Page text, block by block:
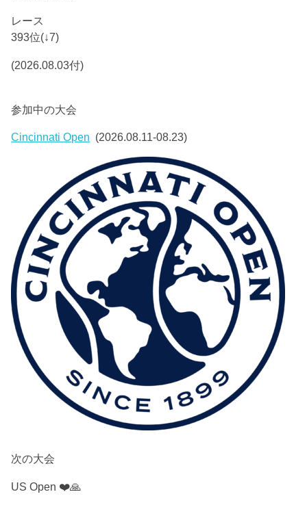
レース
393位(↓7)
(2026.08.03付)
参加中の大会
Cincinnati Open (2026.08.11-08.23)
次の大会
US Open ❤️🙏